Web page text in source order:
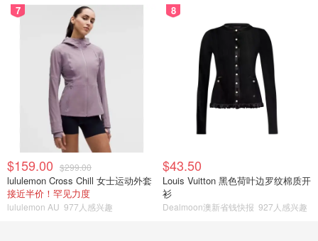
7
$159.00 $299.00
lululemon Cross Chill 女士运动外套
接近半价！罕见力度
lululemon AU 977人感兴趣
8
$43.50
Louis Vuitton 黑色荷叶边罗纹棉质开
衫
Dealmoon澳新省钱快报 927人感兴趣